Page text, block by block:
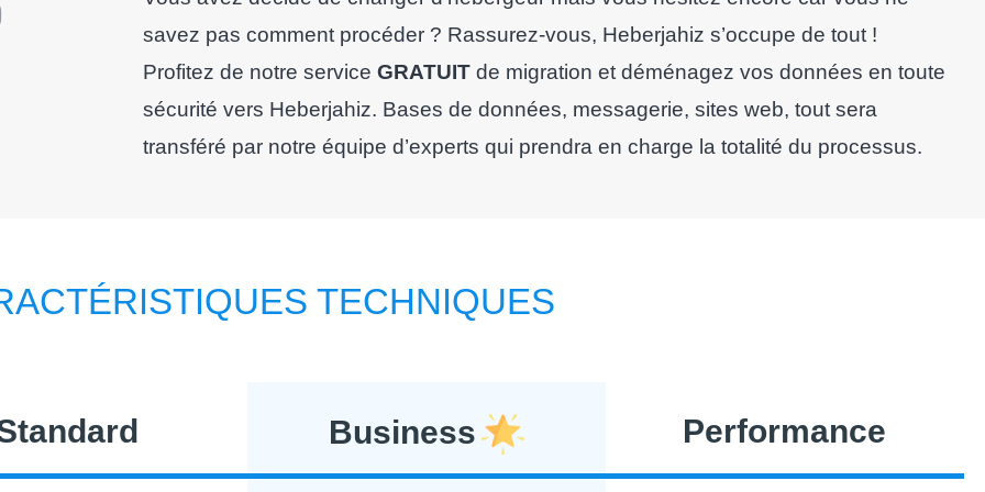
savez pas comment procéder ? Rassurez-vous, Heberjahiz s’occupe de tout !
Profitez de notre serviceGRATUIT de migration et déménagez vos données en toute
sécurité vers Heberjahiz. Bases de données, messagerie, sites web, tout sera
transféré par notre équipe d’experts qui prendra en charge la totalité du processus.
TECHNIQUES
Business Performance